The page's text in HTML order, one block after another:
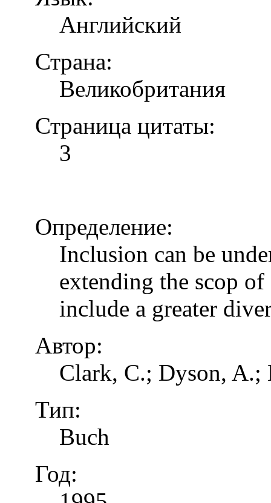
Английский
Страна:
Великобритания
Страница цитаты:
3
Определение:
Inclusion can be
extending the scop
include a greater
Автор:
Clark, C.; Dyson,
Тип:
Buch
Год: